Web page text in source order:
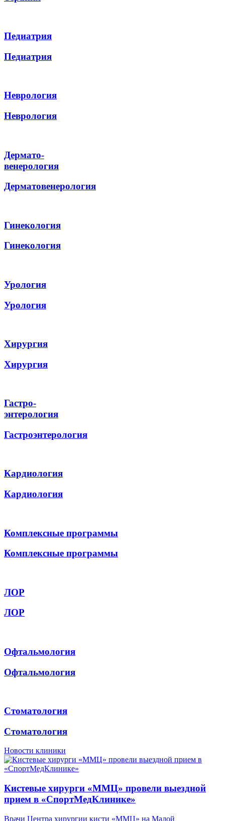
Педиатрия
Педиатрия
Неврология
Неврология
Дермато-
венерология
Дерматовенерология
Гинекология
Гинекология
Урология
Урология
Хирургия
Хирургия
Гастро-
энтерология
Гастроэнтерология
Кардиология
Кардиология
Комплексные программы
Комплексные программы
ЛОР
ЛОР
Офтальмология
Офтальмология
Стоматология
Стоматология
Новости клиники
Кистевые хирурги «ММЦ» провели выездной
прием в «СпортМедКлинике»
Врачи Центра хирургии кисти «ММЦ» на Малой